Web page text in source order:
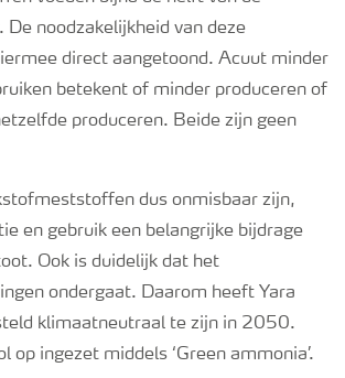
De noodzakelijkheid van deze
direct aangetoond. Acuut minder
betekent of minder produceren of
produceren. Beide zijn geen
dus onmisbaar zijn,
en gebruik een belangrijke bijdrage
Ook is duidelijk dat het
ondergaat. Daarom heeft Yara
klimaatneutraal te zijn in 2050.
op ingezet middels ‘Green ammonia’.